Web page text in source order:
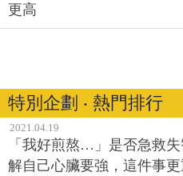
更高
特別企劃 ‧ 熱門排行
2021.04.19
「我好煎熬…」是否急救
解自己心臟要強，這件事更